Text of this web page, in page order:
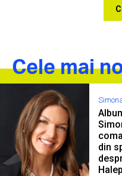
Cele mai
din